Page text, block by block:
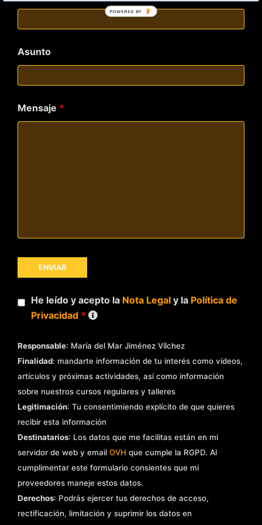
Asunto
Mensaje *
He leído y acepto la Nota Legaly la Política de
Privacidad *
Responsable: María del Mar Jiménez Vílchez
Finalidad: mandarte información de tu interés como vídeos,
artículos y próximas actividades, así como información
sobre nuestros cursos regulares y talleres
Legitimación: Tu consentimiendo explícito de que quieres
recibir esta información
Destinatarios: Los datos que me facilitas están en mi
servidor de web y email OVH que cumple la RGPD. Al
cumplimentar este formulario consientes que mi
proveedores maneje estos datos.
Derechos: Podrás ejercer tus derechos de acceso,
rectificación, limitación y suprimir los datos en
POWERED BY